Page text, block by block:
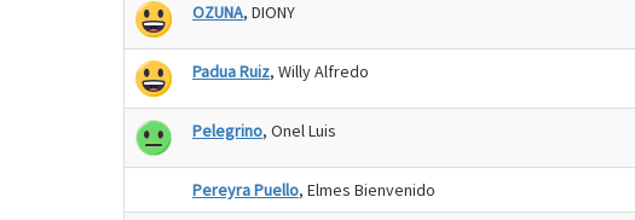
OZUNA, DIONY
Padua Ruiz, Willy Alfredo
Pelegrino, Onel Luis
Pereyra Puello, Elmes Bienvenido